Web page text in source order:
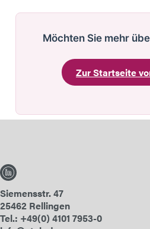
Möchten Sie mehr
Zur Startseite
Siemensstr. 47
25462 Rellingen
Tel.: +49(0) 4101 7953-0